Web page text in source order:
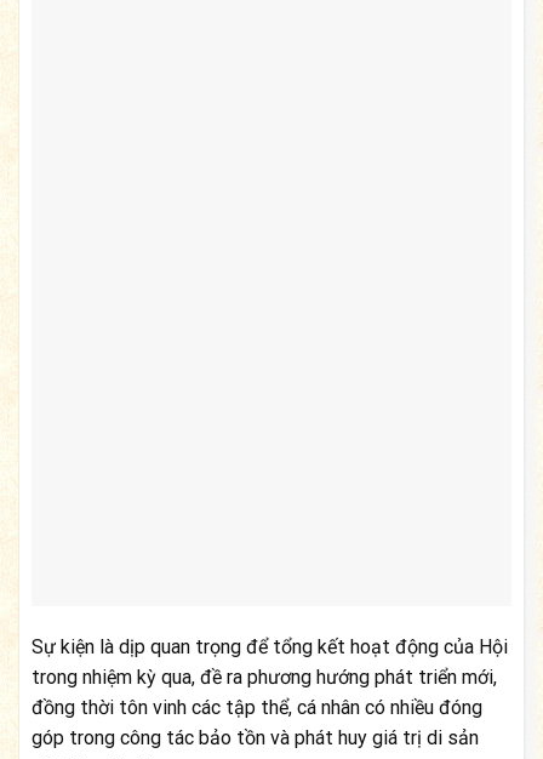
Sự kiện là dịp quan trọng để tổng kết hoạt động của Hội
trong nhiệm kỳ qua, đề ra phương hướng phát triển mới,
đồng thời tôn vinh các tập thể, cá nhân có nhiều đóng
góp trong công tác bảo tồn và phát huy giá trị di sản